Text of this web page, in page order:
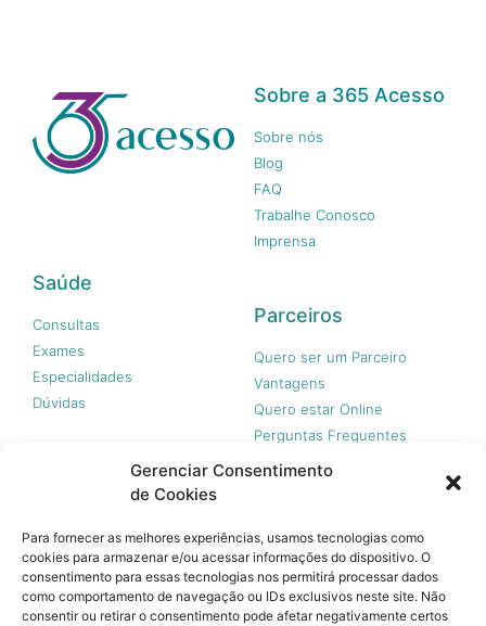
Gerenciar Consentimento
de Cookies
Para fornecer as melhores experiências, usamos tecnologias como
cookies para armazenar e/ou acessar informações do dispositivo. O
consentimento para essas tecnologias nos permitirá processar dados
como comportamento de navegação ou IDs exclusivos neste site. Não
consentir ou retirar o consentimento pode afetar negativamente certos
Sobre a 365 Acesso
Sobre nós
Blog
FAQ
Trabalhe Conosco
Imprensa
Saúde
Consultas
Exames
Especialidades
Dúvidas
Parceiros
Quero ser um Parceiro
Vantagens
Quero estar Online
Perguntas Frequentes